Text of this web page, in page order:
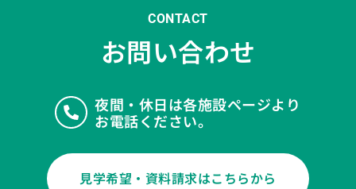
CONTACT
お問い合わせ
夜間・休日は各施設ページより
お電話ください。
見学希望・資料請求はこちらから